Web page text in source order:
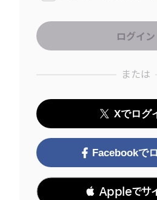
または
Xでログ
Facebookで
 Appleでサ